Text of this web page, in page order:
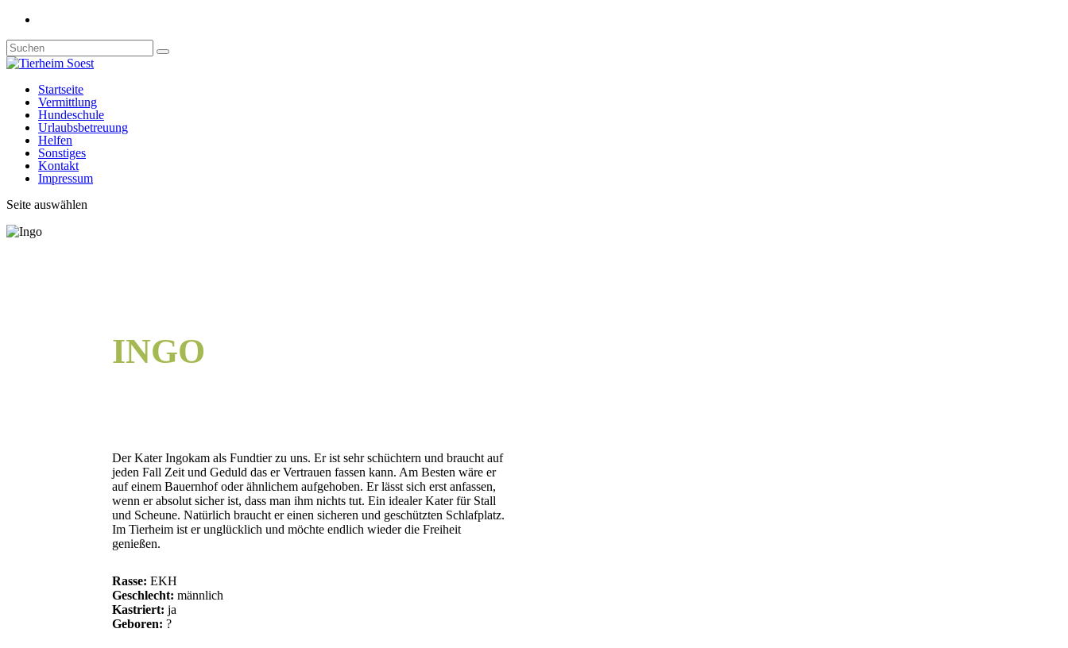
Startseite
Vermittlung
Hundeschule
Urlaubsbetreuung
Helfen
Sonstiges
Kontakt
Impressum
Seite auswählen
INGO
Der Kater Ingokam als Fundtier zu uns. Er ist sehr schüchtern und braucht auf
jeden Fall Zeit und Geduld das er Vertrauen fassen kann. Am Besten wäre er
auf einem Bauernhof oder ähnlichem aufgehoben. Er lässt sich erst anfassen,
wenn er absolut sicher ist, dass man ihm nichts tut. Ein idealer Kater für Stall
und Scheune. Natürlich braucht er einen sicheren und geschützten Schlafplatz.
Im Tierheim ist er unglücklich und möchte endlich wieder die Freiheit
genießen.
Rasse: EKH
Geschlecht: männlich
Kastriert: ja
Geboren: ?